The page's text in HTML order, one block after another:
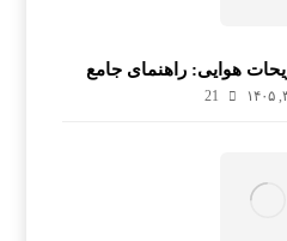
هوایی: راهنمای جامع
21